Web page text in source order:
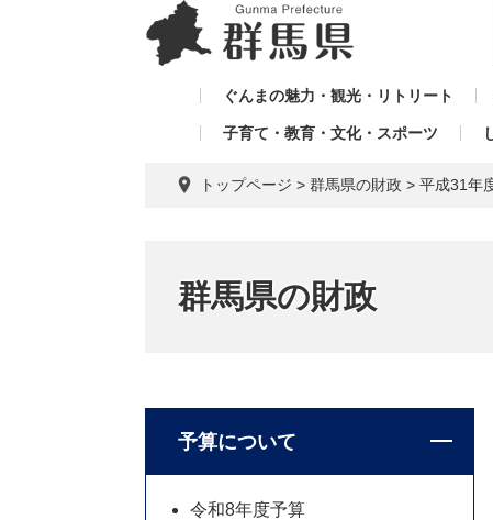
ぐんまの魅力・観光・リトリート
子育て・教育・文化・スポーツ
トップページ > 群馬県の財政 > 平成31年
群馬県の財政
予算について
令和8年度予算